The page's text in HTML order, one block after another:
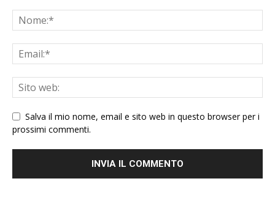
Salva il mio nome, email e sito web in questo browser per i
prossimi commenti.